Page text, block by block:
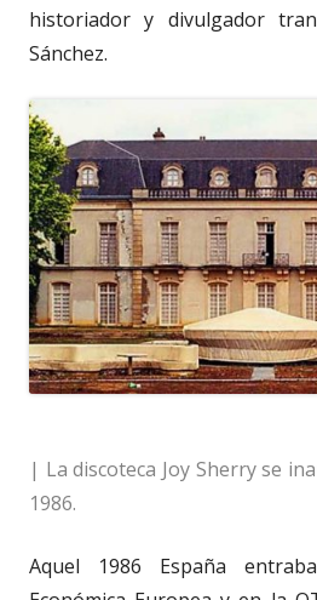
historiador y divulgador
Sánchez.
| La discoteca Joy Sherry se
1986.
Aquel 1986 España